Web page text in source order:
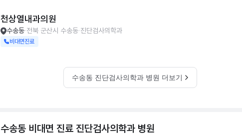
천상열내과의원
수송동 전북 군산시 수송동 진단검사의학과
비대면진료
수송동 진단검사의학과 병원 더보기
수송동 비대면 진료 진단검사의학과 병원